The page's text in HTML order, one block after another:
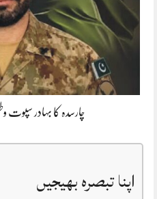
چارسدہ کا بہادر سپوت
اپنا تبصرہ بھیجیں